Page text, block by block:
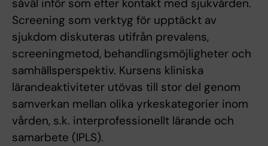
såväl inför som efter kontakt med sjukvården.
Screening som verktyg för upptäckt av
sjukdom diskuteras utifrån prevalens,
screeningmetod, behandlingsmöjligheter och
samhällsperspektiv. Kursens kliniska
lärandeaktiviteter utövas till stor del genom
samverkan mellan olika yrkeskategorier inom
vården, s.k. interprofessionellt lärande och
samarbete (IPLS).